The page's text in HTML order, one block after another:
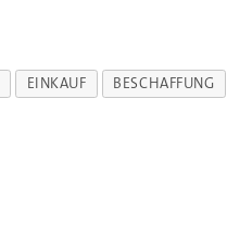
EINKAUF BESCHAFFUNG